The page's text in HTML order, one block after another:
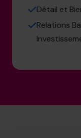
Détail et
Relations